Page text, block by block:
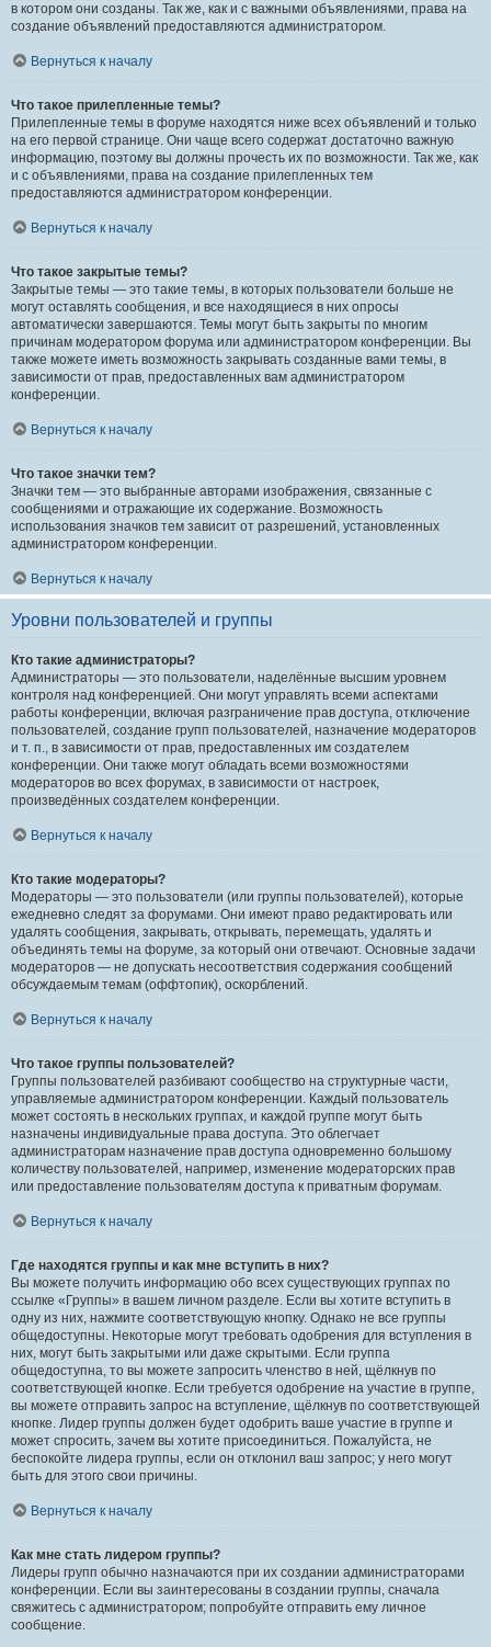
в котором они созданы. Так же, как и с важными объявлениями, права на
создание объявлений предоставляются администратором.
Вернуться к началу
Что такое прилепленные темы?
Прилепленные темы в форуме находятся ниже всех объявлений и только
на его первой странице. Они чаще всего содержат достаточно важную
информацию, поэтому вы должны прочесть их по возможности. Так же, как
и с объявлениями, права на создание прилепленных тем
предоставляются администратором конференции.
Вернуться к началу
Что такое закрытые темы?
Закрытые темы — это такие темы, в которых пользователи больше не
могут оставлять сообщения, и все находящиеся в них опросы
автоматически завершаются. Темы могут быть закрыты по многим
причинам модератором форума или администратором конференции. Вы
также можете иметь возможность закрывать созданные вами темы, в
зависимости от прав, предоставленных вам администратором
конференции.
Вернуться к началу
Что такое значки тем?
Значки тем — это выбранные авторами изображения, связанные с
сообщениями и отражающие их содержание. Возможность
использования значков тем зависит от разрешений, установленных
администратором конференции.
Вернуться к началу
Уровни пользователей и группы
Кто такие администраторы?
Администраторы — это пользователи, наделённые высшим уровнем
контроля над конференцией. Они могут управлять всеми аспектами
работы конференции, включая разграничение прав доступа, отключение
пользователей, создание групп пользователей, назначение модераторов
и т. п., в зависимости от прав, предоставленных им создателем
конференции. Они также могут обладать всеми возможностями
модераторов во всех форумах, в зависимости от настроек,
произведённых создателем конференции.
Вернуться к началу
Кто такие модераторы?
Модераторы — это пользователи (или группы пользователей), которые
ежедневно следят за форумами. Они имеют право редактировать или
удалять сообщения, закрывать, открывать, перемещать, удалять и
объединять темы на форуме, за который они отвечают. Основные задачи
модераторов — не допускать несоответствия содержания сообщений
обсуждаемым темам (оффтопик), оскорблений.
Вернуться к началу
Что такое группы пользователей?
Группы пользователей разбивают сообщество на структурные части,
управляемые администратором конференции. Каждый пользователь
может состоять в нескольких группах, и каждой группе могут быть
назначены индивидуальные права доступа. Это облегчает
администраторам назначение прав доступа одновременно большому
количеству пользователей, например, изменение модераторских прав
или предоставление пользователям доступа к приватным форумам.
Вернуться к началу
Где находятся группы и как мне вступить в них?
Вы можете получить информацию обо всех существующих группах по
ссылке «Группы» в вашем личном разделе. Если вы хотите вступить в
одну из них, нажмите соответствующую кнопку. Однако не все группы
общедоступны. Некоторые могут требовать одобрения для вступления в
них, могут быть закрытыми или даже скрытыми. Если группа
общедоступна, то вы можете запросить членство в ней, щёлкнув по
соответствующей кнопке. Если требуется одобрение на участие в группе,
вы можете отправить запрос на вступление, щёлкнув по соответствующей
кнопке. Лидер группы должен будет одобрить ваше участие в группе и
может спросить, зачем вы хотите присоединиться. Пожалуйста, не
беспокойте лидера группы, если он отклонил ваш запрос; у него могут
быть для этого свои причины.
Вернуться к началу
Как мне стать лидером группы?
Лидеры групп обычно назначаются при их создании администраторами
конференции. Если вы заинтересованы в создании группы, сначала
свяжитесь с администратором; попробуйте отправить ему личное
сообщение.